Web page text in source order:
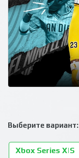
Выберите вариант:
Xbox Series X|S